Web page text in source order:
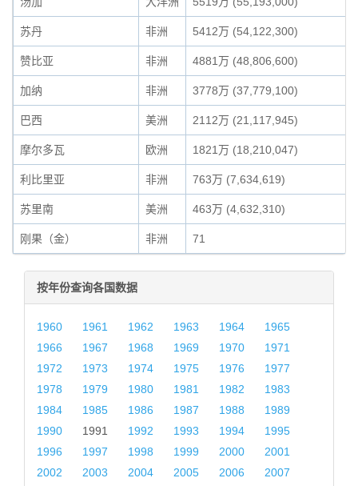
苏丹 非洲 5412万 (54,122,300)
赞比亚 非洲 4881万 (48,806,600)
加纳 非洲 3778万 (37,779,100)
巴西 美洲 2112万 (21,117,945)
摩尔多瓦 欧洲 1821万 (18,210,047)
利比里亚 非洲 763万 (7,634,619)
苏里南 美洲 463万 (4,632,310)
刚果（金） 非洲 71
按年份查询各国数据
1960 1961 1962 1963 1964
1965
1966
1967 1968 1969 1970
1971
1972
1973 1974 1975 1976
1977
1978
1979 1980 1981 1982
1983
1984
1985 1986 1987 1988
1989
1990
1991 1992 1993 1994
1995
1996
1997 1998 1999 2000
2001
2002
2003 2004 2005 2006
2007